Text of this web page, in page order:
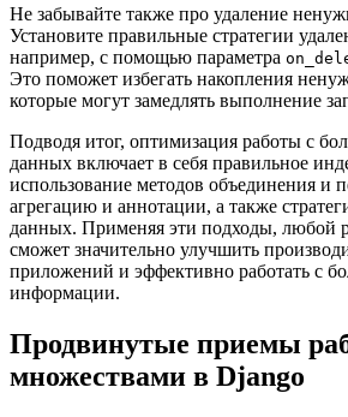
Не забывайте также про удаление
Установите правильные стратегии
например, с помощью параметра
Это поможет избегать накопления
которые могут замедлять выполнение
Подводя итог, оптимизация работы с
данных включает в себя правильное
использование методов объединения и
агрегацию и аннотации, а также
данных. Применяя эти подходы, любой
сможет значительно улучшить
приложений и эффективно работать с
информации.
Продвинутые приемы
множествами в Django